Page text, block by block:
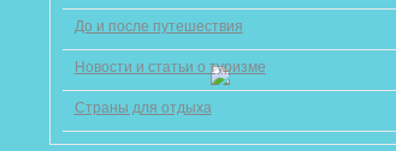
До и после путешествия
Новости и статьи о туризме
Страны для отдыха